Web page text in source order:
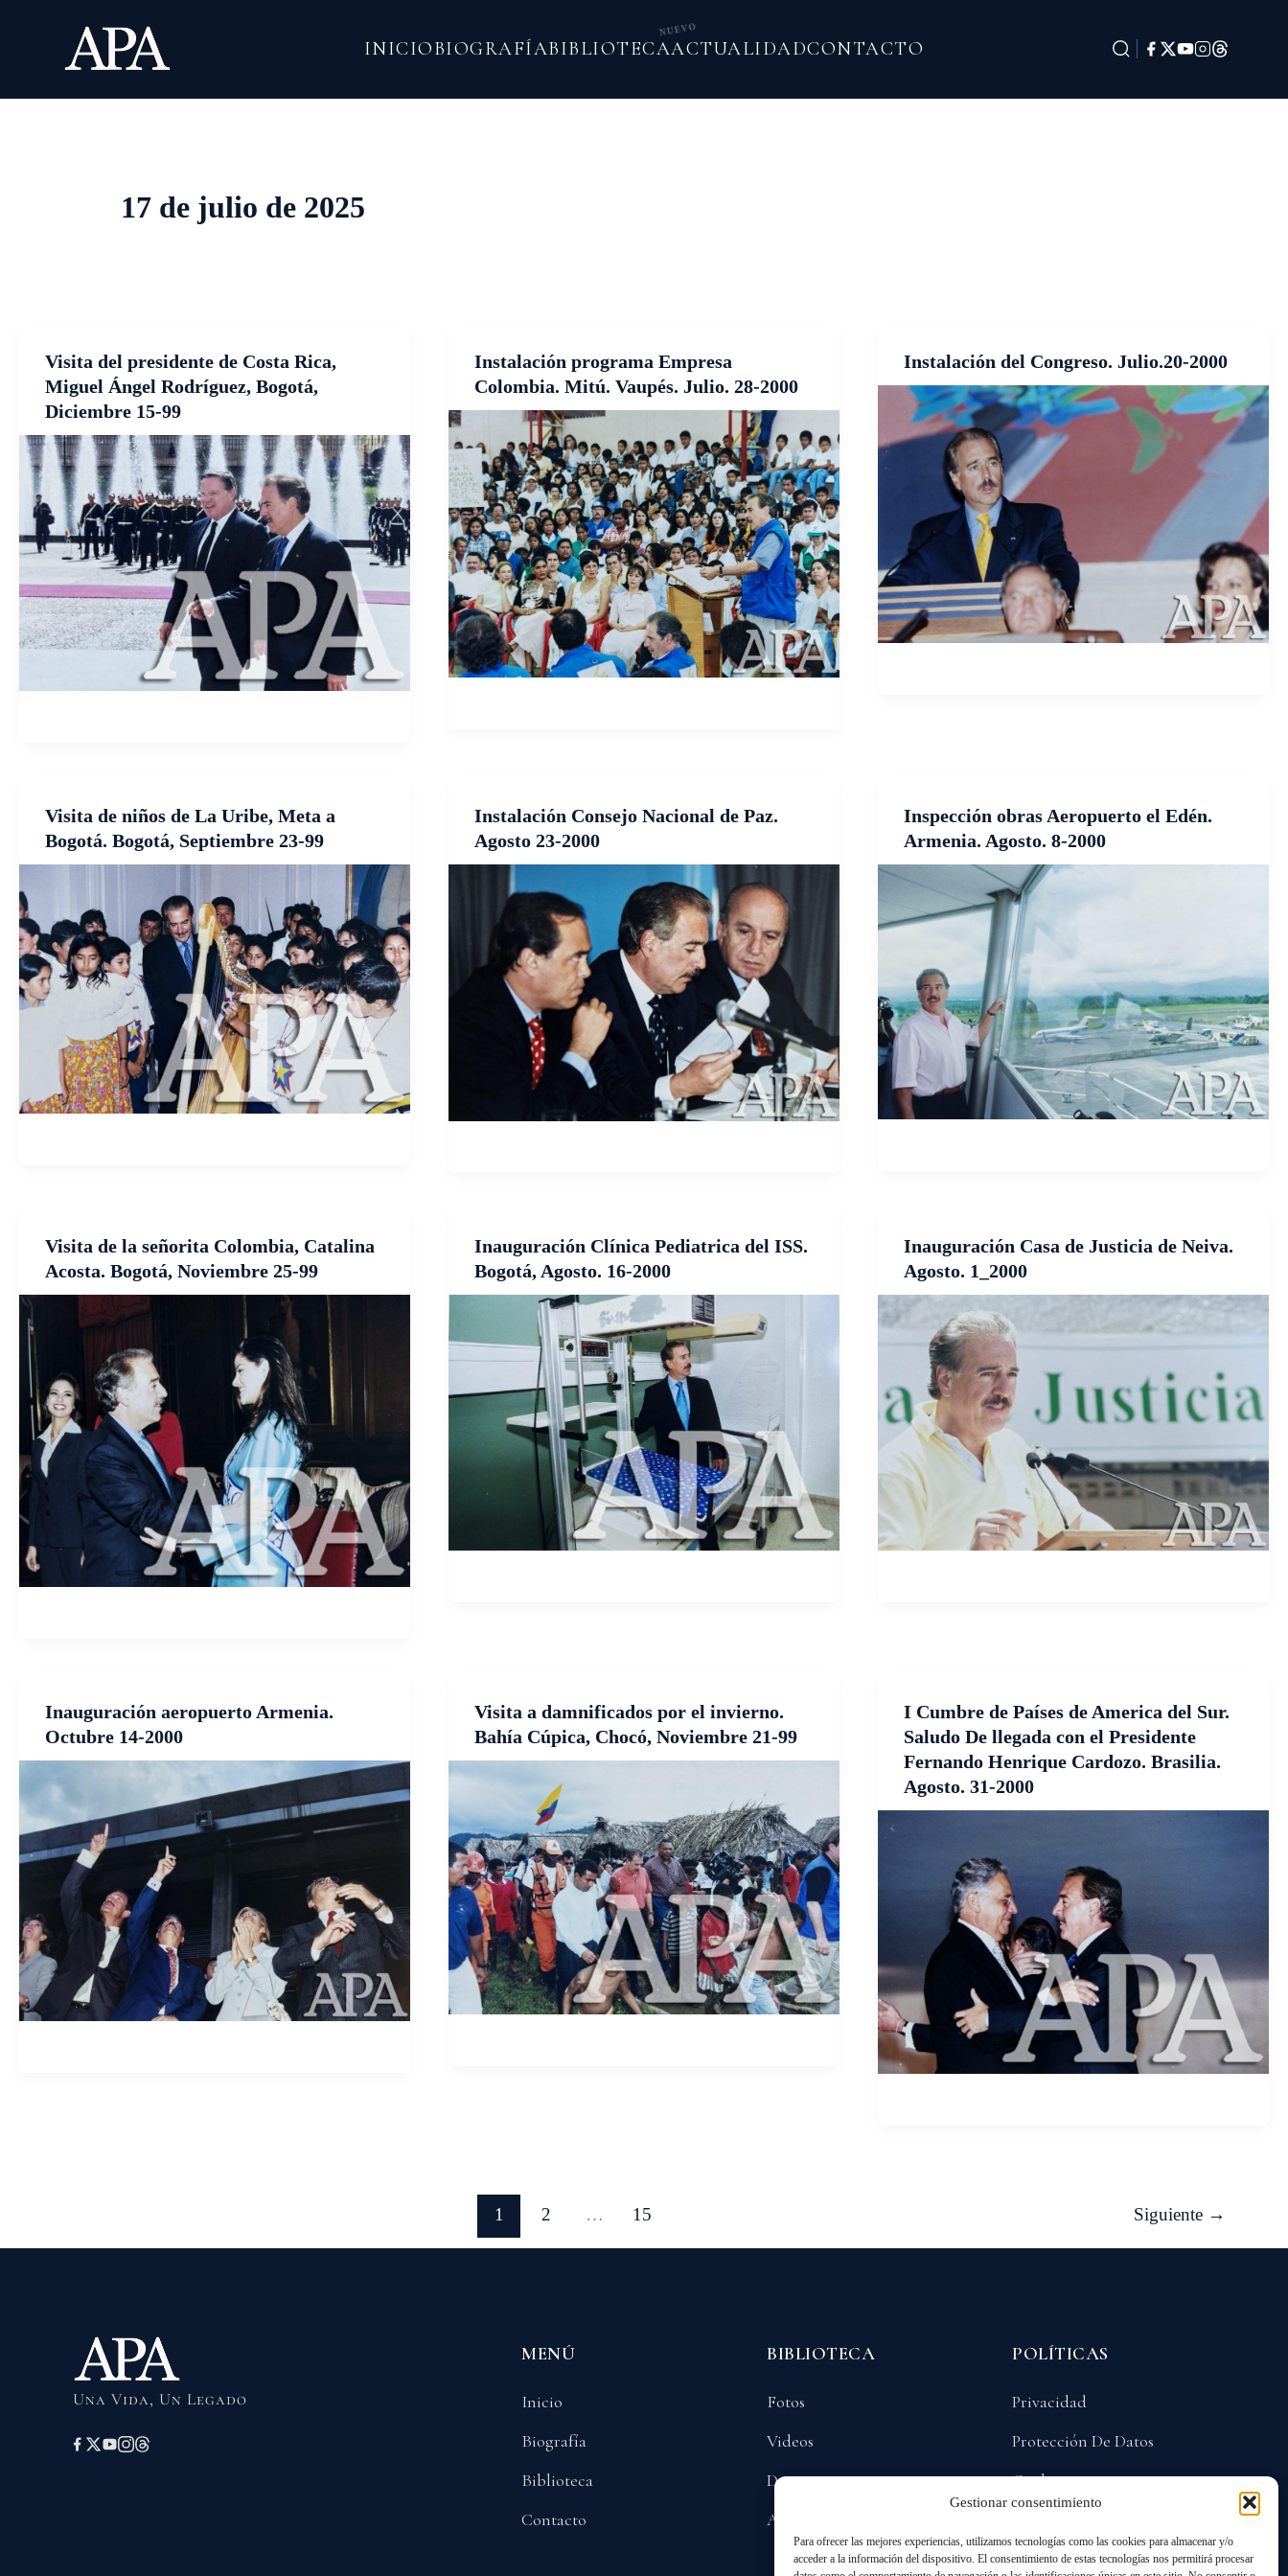
Gestionar consentimiento
Para ofrecer las mejores experiencias, utilizamos tecnologías como las cookies para almacenar y/o
acceder a la información del dispositivo. El consentimiento de estas tecnologías nos permitirá procesar
contenido
INICIOBIOGRAFÍABIBLIOTECA
NUEVO
ACTUALIDADCONTACTO
17 de julio de 2025
Visita del presidente de Costa Rica,
Miguel Ángel Rodríguez, Bogotá,
Diciembre 15-99
Instalación programa Empresa
Colombia. Mitú. Vaupés. Julio. 28-2000
Instalación del Congreso. Julio.20-2000
Visita de niños de La Uribe, Meta a
Bogotá. Bogotá, Septiembre 23-99
Instalación Consejo Nacional de Paz.
Agosto 23-2000
Inspección obras Aeropuerto el Edén.
Armenia. Agosto. 8-2000
Visita de la señorita Colombia, Catalina
Acosta. Bogotá, Noviembre 25-99
Inauguración Clínica Pediatrica del ISS.
Bogotá, Agosto. 16-2000
Inauguración Casa de Justicia de Neiva.
Agosto. 1_2000
Inauguración aeropuerto Armenia.
Octubre 14-2000
Visita a damnificados por el invierno.
Bahía Cúpica, Chocó, Noviembre 21-99
I Cumbre de Países de America del Sur.
Saludo De llegada con el Presidente
Fernando Henrique Cardozo. Brasilia.
Agosto. 31-2000
1 2 … 15 Siguiente →
Una Vida, Un Legado
MENÚ
Inicio
Biografía
Biblioteca
Contacto
BIBLIOTECA
Fotos
Videos
Documentos
Audios
POLÍTICAS
Privacidad
Protección De Datos
Cookies